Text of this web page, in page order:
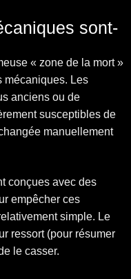
sont-
« zone de la mort »
mécaniques. Les
anciens ou de
susceptibles de
manuellement
conçues avec des
empêcher ces
simple. Le
ressort (pour résumer
le casser.